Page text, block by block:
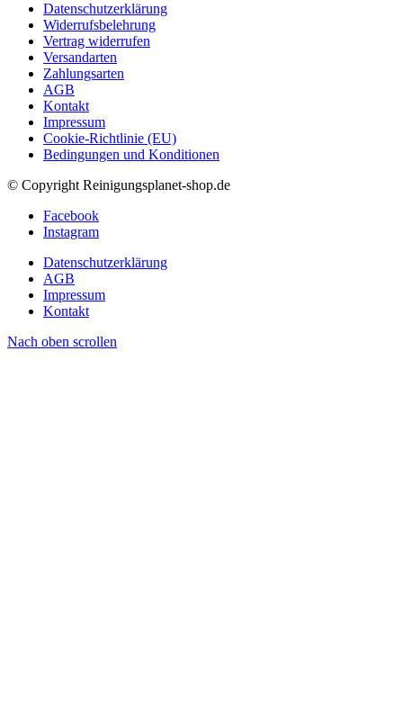
Datenschutzerklärung
Widerrufsbelehrung
Vertrag widerrufen
Versandarten
Zahlungsarten
AGB
Kontakt
Impressum
Cookie-Richtlinie (EU)
Bedingungen und Konditionen
© Copyright Reinigungsplanet-shop.de
Facebook
Instagram
Datenschutzerklärung
AGB
Impressum
Kontakt
Nach oben scrollen